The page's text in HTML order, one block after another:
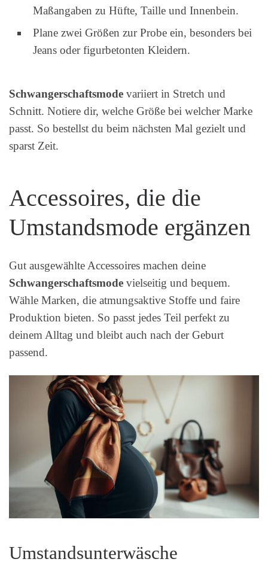
Maßangaben zu Hüfte, Taille und Innenbein.
Plane zwei Größen zur Probe ein, besonders bei
Jeans oder figurbetonten Kleidern.
Schwangerschaftsmode variiert in Stretch und
Schnitt. Notiere dir, welche Größe bei welcher Marke
passt. So bestellst du beim nächsten Mal gezielt und
sparst Zeit.
Accessoires, die die
Umstandsmode ergänzen
Gut ausgewählte Accessoires machen deine
Schwangerschaftsmode vielseitig und bequem.
Wähle Marken, die atmungsaktive Stoffe und faire
Produktion bieten. So passt jedes Teil perfekt zu
deinem Alltag und bleibt auch nach der Geburt
passend.
Umstandsunterwäsche